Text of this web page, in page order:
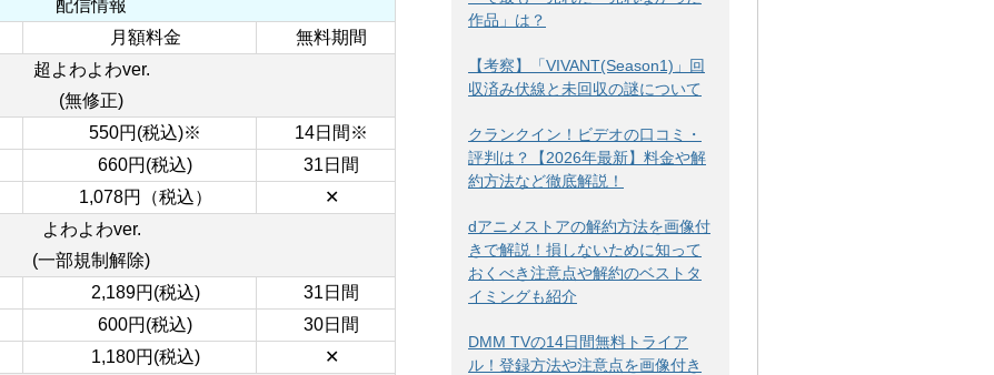
配信情報
月額料金
無料期間
超よわよわver.
(無修正)
550円(税込)※ 14日間 ※
660円(税込)
31日間
1,078円（税込）
✕
よわよわver.
(一部規制解除)
2,189円(税込)
31日間
600円(税込)
30日間
1,180円(税込)
✕
作品」は？
【考察】「VIVANT(Season1)」回
収済み伏線と未回収の謎について
クランクイン！ビデオの口コミ・
評判は？【2026年最新】料金や解
約方法など徹底解説！
dアニメストアの解約方法を画像付
きで解説！損しないために知って
おくべき注意点や解約のベストタ
イミングも紹介
DMM TVの14日間無料トライア
ル！登録方法や注意点を画像付き